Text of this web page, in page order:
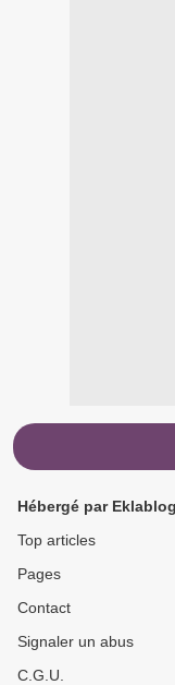
Hébergé par Eklablog
Top articles
Pages
Contact
Signaler un abus
C.G.U.